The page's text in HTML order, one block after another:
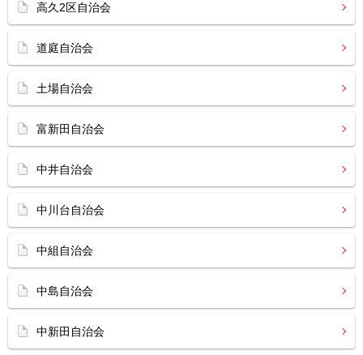
高久2区自治会
道庭自治会
土場自治会
富新田自治会
中井自治会
中川台自治会
中組自治会
中島自治会
中新田自治会